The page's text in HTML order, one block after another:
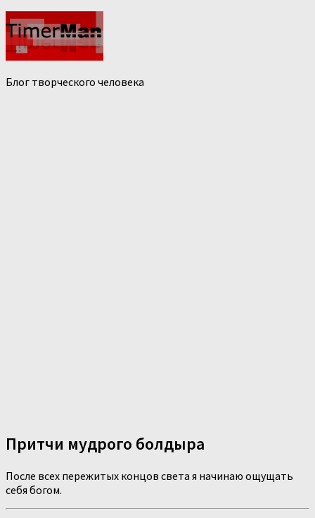
Блог творческого человека
Притчи мудрого болдыра
После всех пережитых концов света я начинаю ощущать
себя богом.